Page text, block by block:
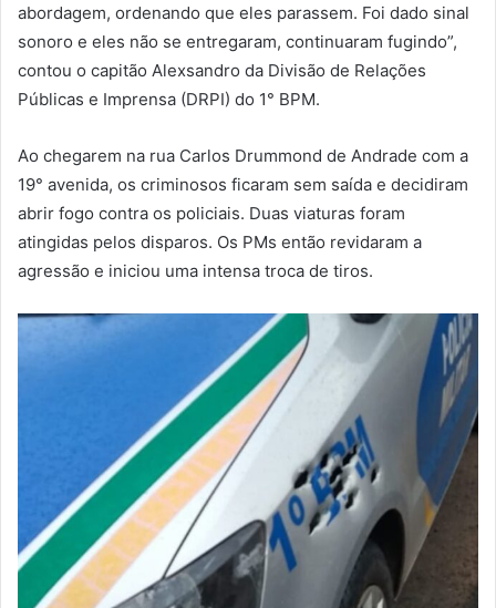
abordagem, ordenando que eles parassem. Foi dado sinal
sonoro e eles não se entregaram, continuaram fugindo”,
contou o capitão Alexsandro da Divisão de Relações
Públicas e Imprensa (DRPI) do 1° BPM.
Ao chegarem na rua Carlos Drummond de Andrade com a
19° avenida, os criminosos ficaram sem saída e decidiram
abrir fogo contra os policiais. Duas viaturas foram
atingidas pelos disparos. Os PMs então revidaram a
agressão e iniciou uma intensa troca de tiros.